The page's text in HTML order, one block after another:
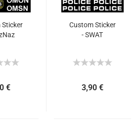
Sticker
€
Custom Sticker
- SWAT
3,90 €